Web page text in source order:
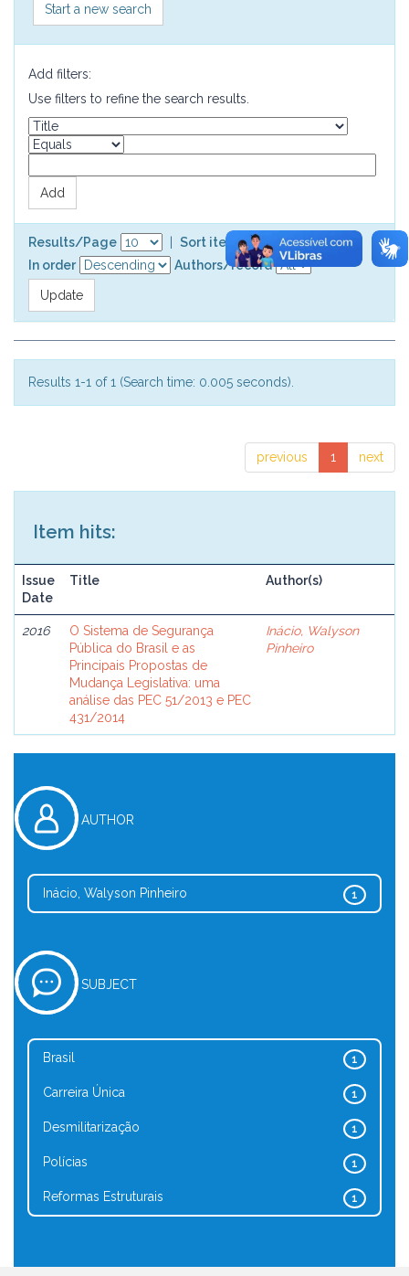
Start a new search
Add filters:
Use filters to refine the search results.
Results/Page
Sort items by
In order
Authors/record
Results 1-1 of 1 (Search time: 0.005 seconds).
previous 1 next
Item hits:
Issue
Date
Title Author(s)
2016
O Sistema de Segurança
Pública do Brasil e as
Principais Propostas de
Mudança Legislativa: uma
análise das PEC 51/2013 e PEC
431/2014
Inácio, Walyson
Pinheiro
AUTHOR
1
Inácio, Walyson Pinheiro
SUBJECT
1
Brasil
1
Carreira Única
1
Desmilitarização
1
Polícias
1
Reformas Estruturais